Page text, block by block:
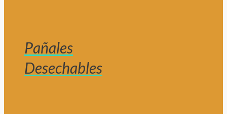
Pañales
Desechables